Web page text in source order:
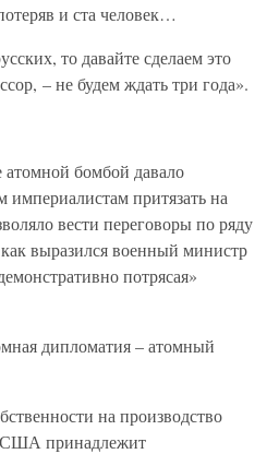
и ста человек…
то давайте сделаем это
– не будем ждать три года».
бомбой давало
империалистам притязать на
вести переговоры по ряду
выразился военный министр
потрясая»
дипломатия – атомный
на производство
США принадлежит